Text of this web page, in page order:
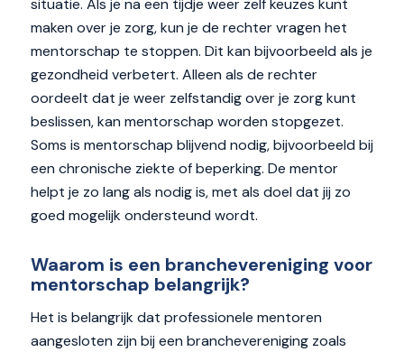
situatie. Als je na een tijdje weer zelf keuzes kunt
maken over je zorg, kun je de rechter vragen het
mentorschap te stoppen. Dit kan bijvoorbeeld als je
gezondheid verbetert. Alleen als de rechter
oordeelt dat je weer zelfstandig over je zorg kunt
beslissen, kan mentorschap worden stopgezet.
Soms is mentorschap blijvend nodig, bijvoorbeeld bij
een chronische ziekte of beperking. De mentor
helpt je zo lang als nodig is, met als doel dat jij zo
goed mogelijk ondersteund wordt.
Waarom is een branchevereniging voor
mentorschap belangrijk?
Het is belangrijk dat professionele mentoren
aangesloten zijn bij een branchevereniging zoals